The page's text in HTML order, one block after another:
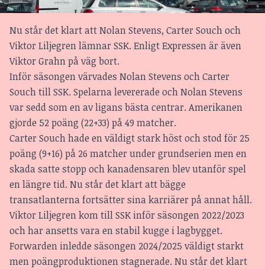
Nu står det klart att Nolan Stevens, Carter Souch och
Viktor Liljegren lämnar SSK. Enligt Expressen är även
Viktor Grahn på väg bort.
Inför säsongen värvades Nolan Stevens och Carter
Souch till SSK. Spelarna levererade och Nolan Stevens
var sedd som en av ligans bästa centrar. Amerikanen
gjorde 52 poäng (22+33) på 49 matcher.
Carter Souch hade en väldigt stark höst och stod för 25
poäng (9+16) på 26 matcher under grundserien men en
skada satte stopp och kanadensaren blev utanför spel
en längre tid. Nu står det klart att bägge
transatlanterna fortsätter sina karriärer på annat håll.
Viktor Liljegren kom till SSK inför säsongen 2022/2023
och har ansetts vara en stabil kugge i lagbygget.
Forwarden inledde säsongen 2024/2025 väldigt starkt
men poängproduktionen stagnerade. Nu står det klart